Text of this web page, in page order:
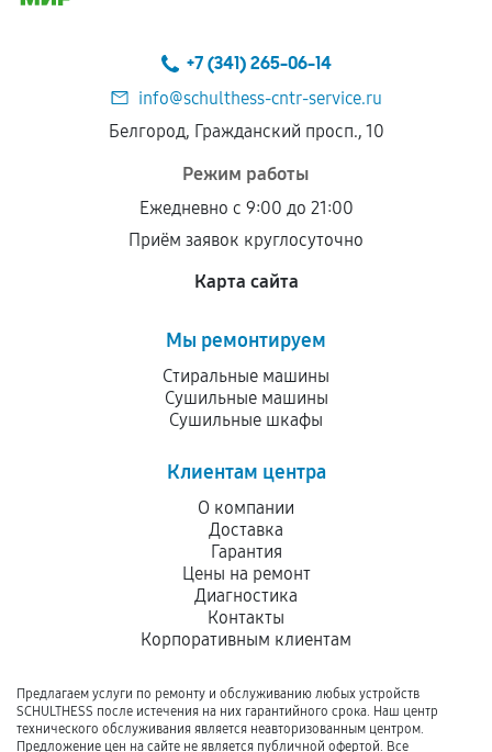
+7 (341) 265-06-14
info@schulthess-cntr-service.ru
Белгород, Гражданский просп., 10
Режим работы
Ежедневно с 9:00 до 21:00
Приём заявок круглосуточно
Карта сайта
Мы ремонтируем
Стиральные машины
Сушильные машины
Сушильные шкафы
Клиентам центра
О компании
Доставка
Гарантия
Цены на ремонт
Диагностика
Контакты
Корпоративным клиентам
Предлагаем услуги по ремонту и обслуживанию любых устройств
SCHULTHESS после истечения на них гарантийного срока. Наш центр
технического обслуживания является неавторизованным центром.
Предложение цен на сайте не является публичной офертой. Все